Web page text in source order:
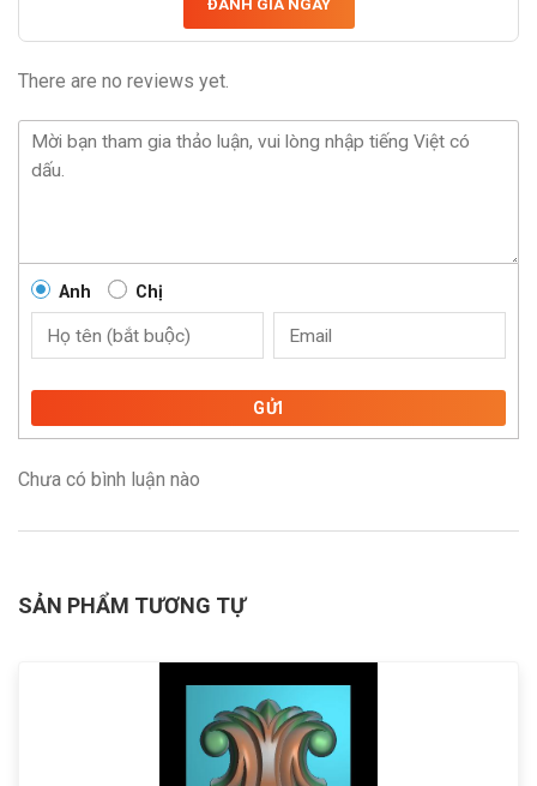
ĐÁNH GIÁ NGAY
There are no reviews yet.
Anh Chị
GỬI
Chưa có bình luận nào
SẢN PHẨM TƯƠNG TỰ